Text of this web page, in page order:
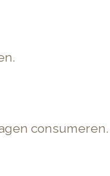
consumeren.